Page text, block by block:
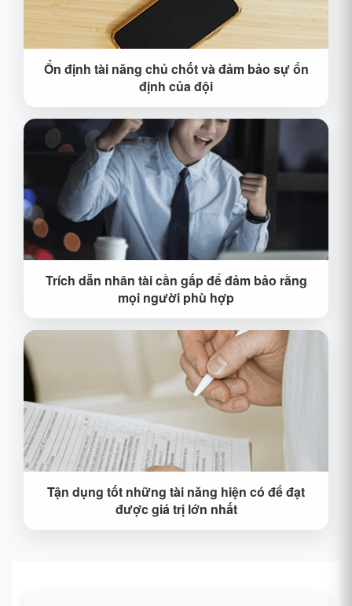
Các tài năng chủ chốt là trụ cột cho hoạt động ổn
định của nhóm và thiết lập đội ngũ nhân tài phát
triển doanh nghiệp. Theo nhu cầu cá nhân của các
tài năng chủ chốt, các kế hoạch khuyến khích đặc
biệt được xây dựng để ưu tiên tham gia đào tạo và
thăng tiến kênh.
Ổn định tài năng chủ chốt và đảm bảo sự ổn
định của đội
Theo nhu cầu phát triển của công ty, làm rõ nhu
cầu và đặc điểm của nhân tài cần thiết, đồng thời
giới thiệu thông qua nhiều kênh như tuyển dụng
săn đầu người và giới thiệu nhân tài để hỗ trợ mạnh
mẽ cho sự phát triển bền vững của công ty.
Trích dẫn nhân tài cần gấp để đảm bảo rằng
mọi người phù hợp
Thông qua việc thiết lập một cơ chế khuyến khích
nhân viên hợp lý, bao gồm tiền lương, phúc lợi, các
Tận dụng tốt những tài năng hiện có để đạt
được giá trị lớn nhất